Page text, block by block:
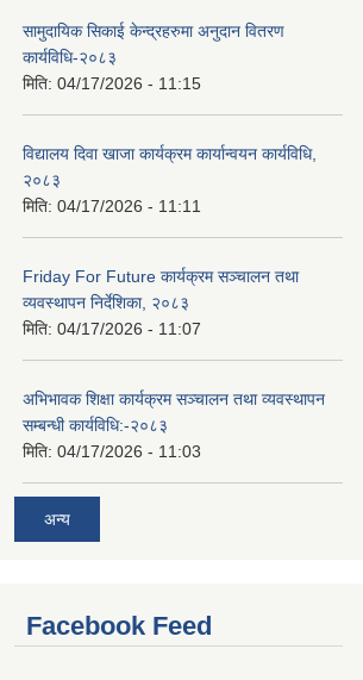
सामुदायिक सिकाई केन्द्रहरुमा अनुदान वितरण
कार्यविधि-२०८३
मिति: 04/17/2026 - 11:15
विद्यालय दिवा खाजा कार्यक्रम कार्यान्वयन कार्यविधि,
२०८३
मिति: 04/17/2026 - 11:11
Friday For Future कार्यक्रम सञ्चालन तथा
व्यवस्थापन निर्देशिका, २०८३
मिति: 04/17/2026 - 11:07
अभिभावक शिक्षा कार्यक्रम सञ्चालन तथा व्यवस्थापन
सम्बन्धी कार्यविधि:-२०८३
मिति: 04/17/2026 - 11:03
अन्य
Facebook Feed